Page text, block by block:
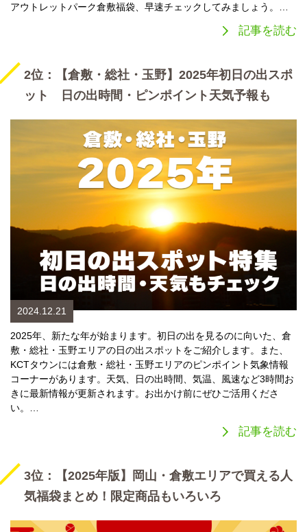
アウトレットパーク倉敷福袋、早速チェックしてみましょう。…
記事を読む
2位：【倉敷・総社・玉野】2025年初日の出スポ
ット 日の出時間・ピンポイント天気予報も
2024.12.21
2025年、新たな年が始まります。初日の出を見るのに向いた、倉
敷・総社・玉野エリアの日の出スポットをご紹介します。また、
KCTタウンには倉敷・総社・玉野エリアのピンポイント気象情報
コーナーがあります。天気、日の出時間、気温、風速など3時間お
きに最新情報が更新されます。お出かけ前にぜひご活用くださ
い。…
記事を読む
3位：【2025年版】岡山・倉敷エリアで買える人
気福袋まとめ！限定商品もいろいろ